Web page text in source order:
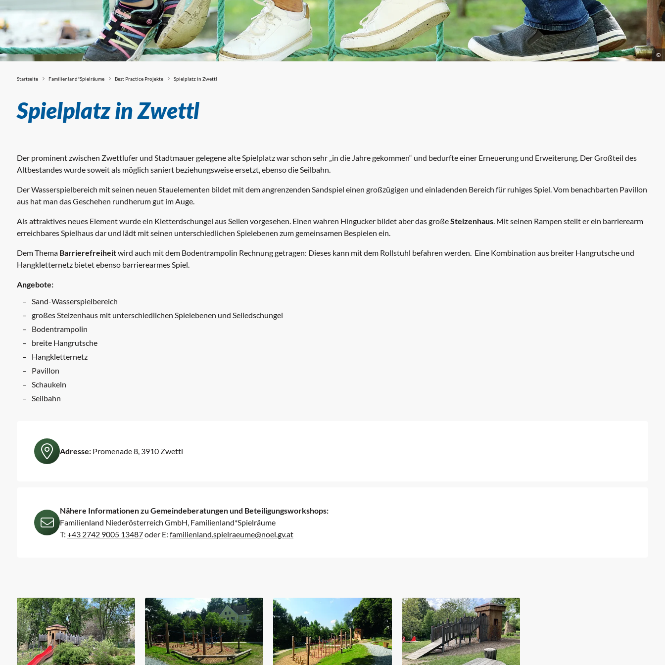
©
Best Practice Projekte
Startseite Familienland*Spielräume Best Practice Projekte Spielplatz in Zwettl
Spielplatz in Zwettl
Der prominent zwischen Zwettlufer und Stadtmauer gelegene alte Spielplatz war schon sehr „in die Jahre gekommen“ und bedurfte einer Erneuerung und Erweiterung. Der Großteil des
Altbestandes wurde soweit als möglich saniert beziehungsweise ersetzt, ebenso die Seilbahn.
Der Wasserspielbereich mit seinen neuen Stauelementen bildet mit dem angrenzenden Sandspiel einen großzügigen und einladenden Bereich für ruhiges Spiel. Vom benachbarten Pavillon
aus hat man das Geschehen rundherum gut im Auge.
Als attraktives neues Element wurde ein Kletterdschungel aus Seilen vorgesehen. Einen wahren Hingucker bildet aber das großeStelzenhaus. Mit seinen Rampen stellt er ein barrierearm
erreichbares Spielhaus dar und lädt mit seinen unterschiedlichen Spielebenen zum gemeinsamen Bespielen ein.
Dem Thema Barrierefreiheitwird auch mit dem Bodentrampolin Rechnung getragen: Dieses kann mit dem Rollstuhl befahren werden. Eine Kombination aus breiter Hangrutsche und
Hangkletternetz bietet ebenso barrierearmes Spiel.
Angebote:
Sand-Wasserspielbereich
großes Stelzenhaus mit unterschiedlichen Spielebenen und Seiledschungel
Bodentrampolin
breite Hangrutsche
Hangkletternetz
Pavillon
Schaukeln
Seilbahn
Adresse: Promenade 8, 3910 Zwettl
Nähere Informationen zu Gemeindeberatungen und Beteiligungsworkshops:
Familienland Niederösterreich GmbH, Familienland*Spielräume
T: +43 2742 9005 13487oder E: familienland.spielraeume@noel.gv.at